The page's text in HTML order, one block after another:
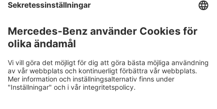
Varning, låg temperatur